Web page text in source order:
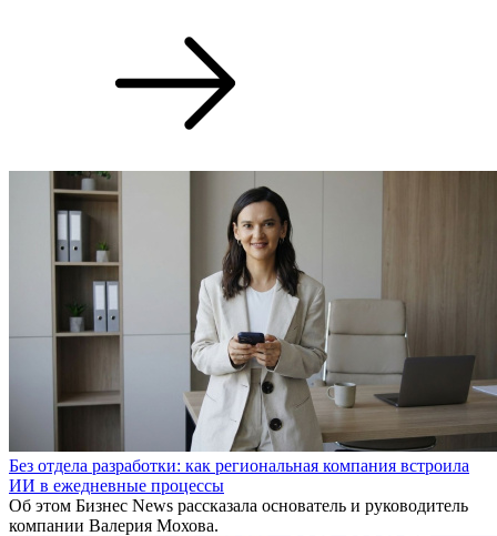
Без отдела разработки: как региональная компания встроила
ИИ в ежедневные процессы
Об этом Бизнес News рассказала основатель и руководитель
компании Валерия Мохова.